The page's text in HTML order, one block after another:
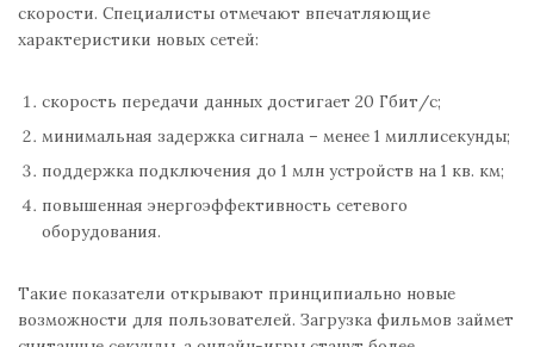
скорости. Специалисты отмечают впечатляющие
характеристики новых сетей:
скорость передачи данных достигает 20 Гбит/с;
минимальная задержка сигнала – менее 1 миллисекунды;
поддержка подключения до 1 млн устройств на 1 кв. км;
повышенная энергоэффективность сетевого
оборудования.
Такие показатели открывают принципиально новые
возможности для пользователей. Загрузка фильмов займет